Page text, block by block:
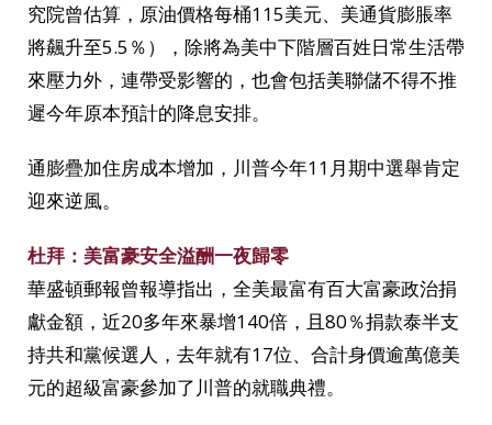
究院曾估算，原油價格每桶115美元、美通貨膨脹率
將飆升至5.5％），除將為美中下階層百姓日常生活帶
來壓力外，連帶受影響的，也會包括美聯儲不得不推
遲今年原本預計的降息安排。
通膨疊加住房成本增加，川普今年11月期中選舉肯定
迎來逆風。
杜拜：美富豪安全溢酬一夜歸零
華盛頓郵報曾報導指出，全美最富有百大富豪政治捐
獻金額，近20多年來暴增140倍，且80％捐款泰半支
持共和黨候選人，去年就有17位、合計身價逾萬億美
元的超級富豪參加了川普的就職典禮。